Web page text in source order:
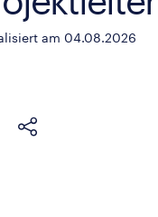
am 04.08.2026